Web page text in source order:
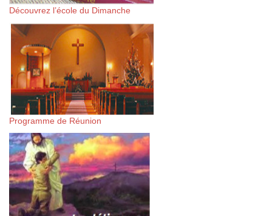
Découvrez l’école du Dimanche
Programme de Réunion